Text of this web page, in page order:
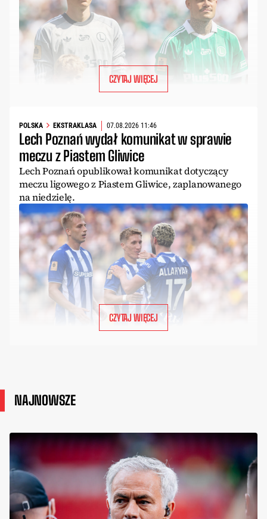
CZYTAJ WIĘCEJ
POLSKA EKSTRAKLASA 07.08.2026 11:46
Lech Poznań wydał komunikat w sprawie
meczu z Piastem Gliwice
Lech Poznań opublikował komunikat dotyczący
meczu ligowego z Piastem Gliwice, zaplanowanego
na niedzielę.
CZYTAJ WIĘCEJ
NAJNOWSZE